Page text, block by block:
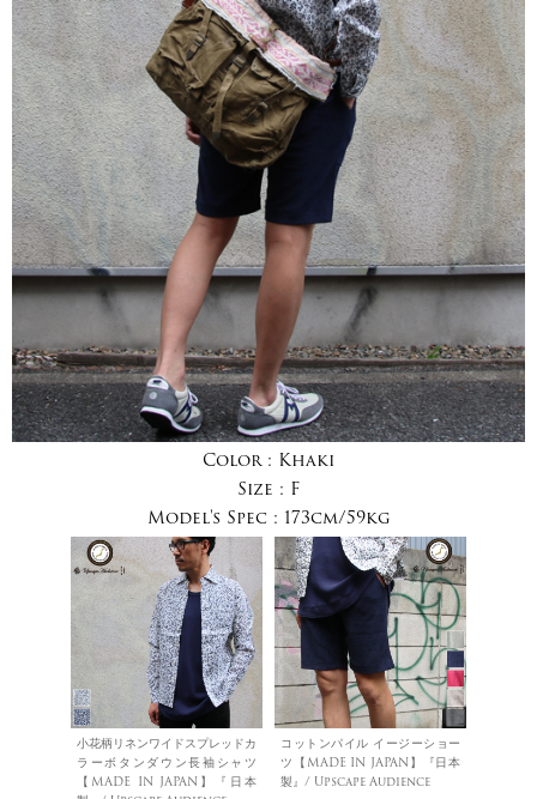
Color : Khaki
Size : F
Model's Spec : 173cm/59kg
小花柄リネンワイドスプレッドカ
ラーボタンダウン長袖シャツ
【MADE IN JAPAN】『日本
コットンパイル イージーショー
ツ【MADE IN JAPAN】『日本
製』/ Upscape Audience